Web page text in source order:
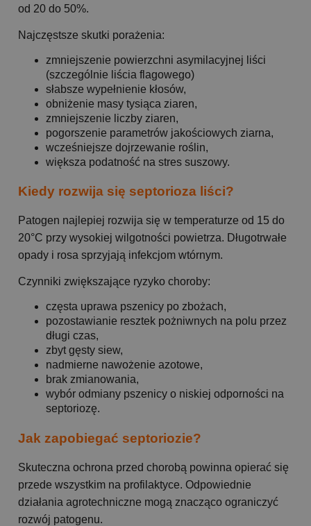
od 20 do 50%.
Najczęstsze skutki porażenia:
zmniejszenie powierzchni asymilacyjnej liści
(szczególnie liścia flagowego)
słabsze wypełnienie kłosów,
obniżenie masy tysiąca ziaren,
zmniejszenie liczby ziaren,
pogorszenie parametrów jakościowych ziarna,
wcześniejsze dojrzewanie roślin,
większa podatność na stres suszowy.
Kiedy rozwija się septorioza liści?
Patogen najlepiej rozwija się w temperaturze od 15 do
20°C przy wysokiej wilgotności powietrza. Długotrwałe
opady i rosa sprzyjają infekcjom wtórnym.
Czynniki zwiększające ryzyko choroby:
częsta uprawa pszenicy po zbożach,
pozostawianie resztek pożniwnych na polu przez
długi czas,
zbyt gęsty siew,
nadmierne nawożenie azotowe,
brak zmianowania,
wybór odmiany pszenicy o niskiej odporności na
septoriozę.
Jak zapobiegać septoriozie?
Skuteczna ochrona przed chorobą powinna opierać się
przede wszystkim na profilaktyce. Odpowiednie
działania agrotechniczne mogą znacząco ograniczyć
rozwój patogenu.